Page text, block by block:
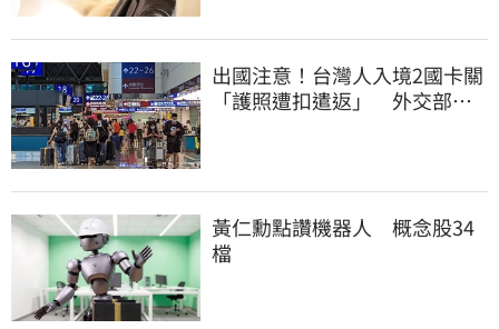
出國注意！台灣人入境2國卡關
「護照遭扣遣返」 外交部證
黃仁勳點讚機器人 概念股34
檔